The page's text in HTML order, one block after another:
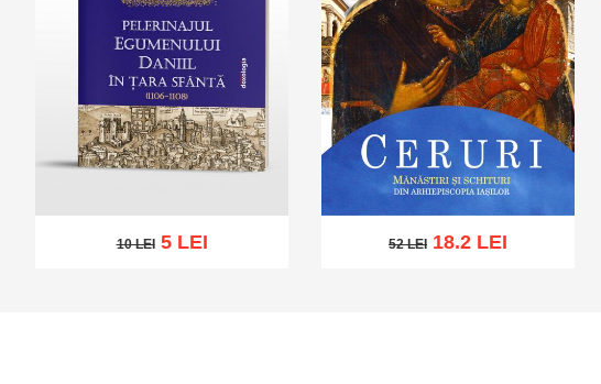
10 LEI5 LEI 52 LEI 18.2 LEI